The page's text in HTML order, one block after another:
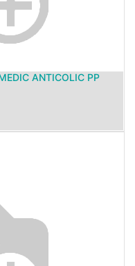
ANTICOLIC PP